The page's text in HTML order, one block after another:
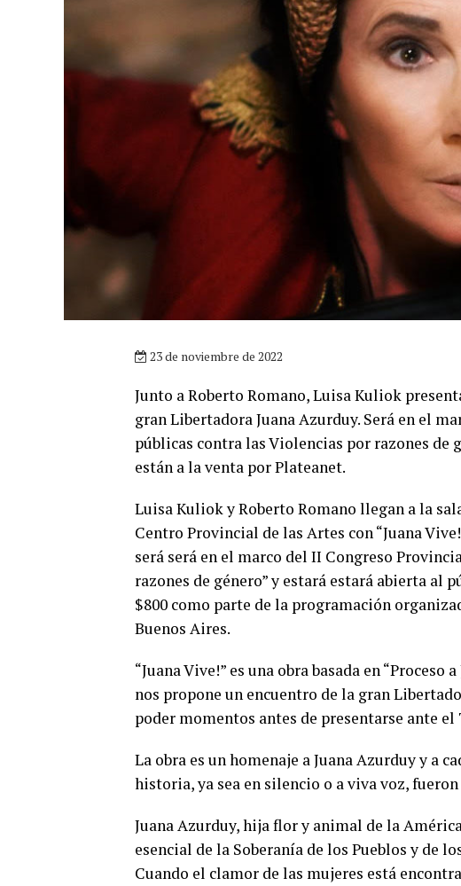
23 de noviembre de 2022
Junto a Roberto Romano, Luisa Kuliok
gran Libertadora Juana Azurduy. Será en el
públicas contra las Violencias por razones de
están a la venta por Plateanet.
Luisa Kuliok y Roberto Romano llegan a la
Centro Provincial de las Artes con “Juana
será será en el marco del II Congreso
razones de género” y estará estará abierta al
$800 como parte de la programación
Buenos Aires.
“Juana Vive!” es una obra basada en
nos propone un encuentro de la gran
poder momentos antes de presentarse ante
La obra es un homenaje a Juana Azurduy y a
historia, ya sea en silencio o a viva voz,
Juana Azurduy, hija flor y animal de la
esencial de la Soberanía de los Pueblos y de
Cuando el clamor de las mujeres está